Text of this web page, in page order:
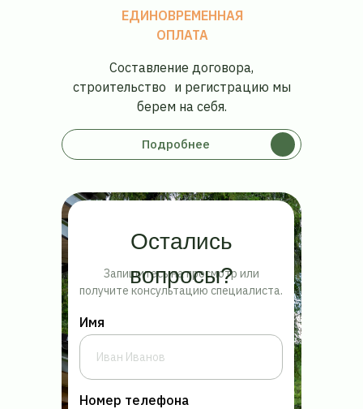
ЕДИНОВРЕМЕННАЯ
ОПЛАТА
Составление договора,
строительство и регистрацию мы
берем на себя.
Подробнее
Остались
вопросы?
Запишитесь на просмотр или
получите консультацию специалиста.
Имя
Номер телефона